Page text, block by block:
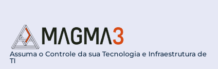
Assuma o Controle da sua Tecnologia e Infraestrutura de
TI